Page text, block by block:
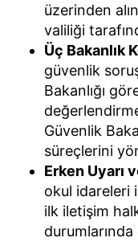
üzerinden
valiliği
Üç Bakanlık
güvenlik
Bakanlığı
Güvenlik
süreçlerini
Erken Uyarı
okul idareleri
ilk iletişim